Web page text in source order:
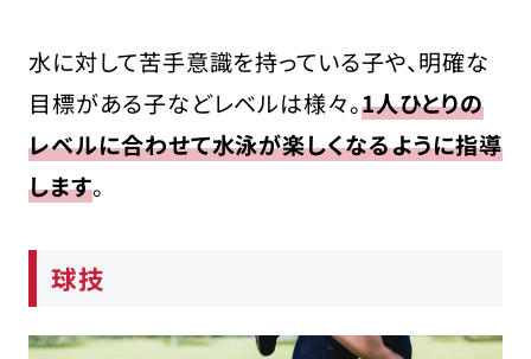
水に対して苦手意識を持っている子や、明確な
目標がある子などレベルは様々。1人ひとりの
レベルに合わせて水泳が楽しくなるように指導
します。
球技